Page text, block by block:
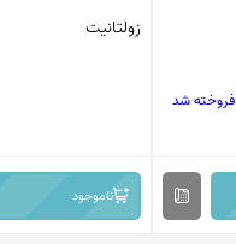
فروخته شد
زولتانیت
ناموجود